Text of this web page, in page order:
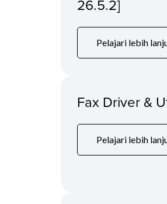
26.5.2]
Pelajari lebih
Fax Driver &
Pelajari lebih